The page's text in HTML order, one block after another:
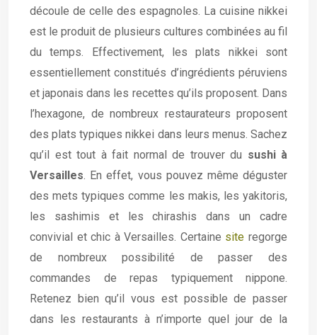
découle de celle des espagnoles. La cuisine nikkei
est le produit de plusieurs cultures combinées au fil
du temps. Effectivement, les plats nikkei sont
essentiellement constitués d’ingrédients péruviens
et japonais dans les recettes qu’ils proposent. Dans
l’hexagone, de nombreux restaurateurs proposent
des plats typiques nikkei dans leurs menus. Sachez
qu’il est tout à fait normal de trouver du sushi à
Versailles. En effet, vous pouvez même déguster
des mets typiques comme les makis, les yakitoris,
les sashimis et les chirashis dans un cadre
convivial et chic à Versailles. Certaine site regorge
de nombreux possibilité de passer des
commandes de repas typiquement nippone.
Retenez bien qu’il vous est possible de passer
dans les restaurants à n’importe quel jour de la